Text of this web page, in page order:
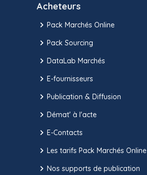
Acheteurs
Pack Marchés Online
Pack Sourcing
DataLab Marchés
E-fournisseurs
Publication & Diffusion
Démat' à l'acte
E-Contacts
Les tarifs Pack Marchés Online
Nos supports de publication